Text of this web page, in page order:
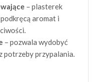
– plasterek
aromat i
– pozwala wydobyć
potrzeby przypalania.